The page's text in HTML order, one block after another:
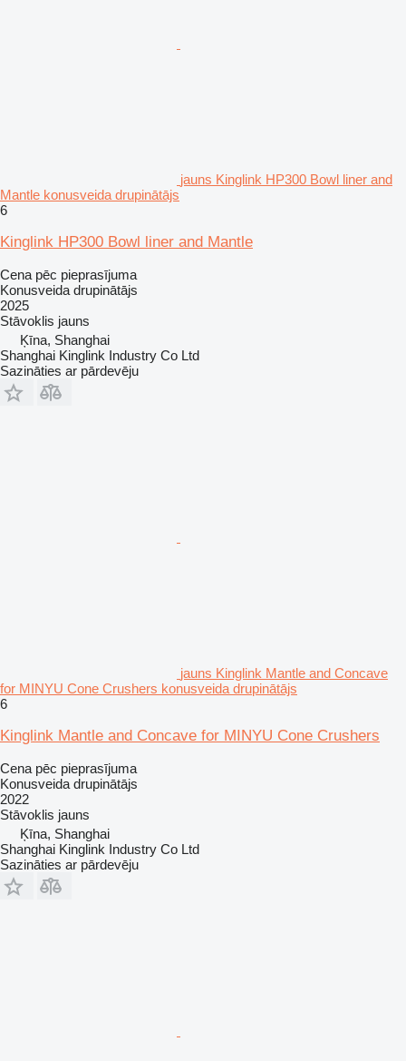
jauns Kinglink HP300 Bowl liner and
Mantle konusveida drupinātājs
6
Kinglink HP300 Bowl liner and Mantle
Cena pēc pieprasījuma
Konusveida drupinātājs
2025
Stāvoklis jauns
Ķīna, Shanghai
Shanghai Kinglink Industry Co Ltd
Sazināties ar pārdevēju
jauns Kinglink Mantle and Concave
for MINYU Cone Crushers konusveida drupinātājs
6
Kinglink Mantle and Concave for MINYU Cone Crushers
Cena pēc pieprasījuma
Konusveida drupinātājs
2022
Stāvoklis jauns
Ķīna, Shanghai
Shanghai Kinglink Industry Co Ltd
Sazināties ar pārdevēju